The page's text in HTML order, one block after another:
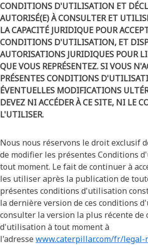
CONDITIONS D'UTILISATION ET
AUTORISÉ(E) À CONSULTER ET
LA CAPACITÉ JURIDIQUE POUR
CONDITIONS D'UTILISATION, ET
AUTORISATIONS JURIDIQUES POUR
QUE VOUS REPRÉSENTEZ. SI VOUS
PRÉSENTES CONDITIONS
ÉVENTUELLES MODIFICATIONS
DEVEZ NI ACCÉDER À CE SITE, NI LE
L'UTILISER.
Nous nous réservons le droit exclusif
de modifier les présentes Conditions
tout moment. Le fait de continuer à
les utiliser après la publication de
présentes conditions d'utilisation
la dernière version de ces conditions
consulter la version la plus récente de
d'utilisation à tout moment à
l'adressewww.caterpillar.com/fr/legal-